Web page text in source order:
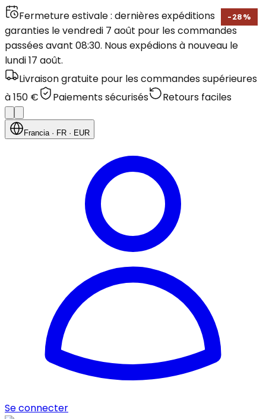
Fermeture estivale : dernières expéditions
garanties le vendredi 7 août pour les commandes
passées avant 08:30. Nous expédions à nouveau le
lundi 17 août.
Livraison gratuite pour les commandes supérieures
à 150 €
Paiements sécurisés Retours faciles
Francia· FR · EUR
Se connecter
- 28 %